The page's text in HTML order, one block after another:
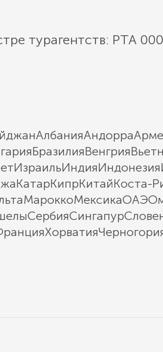
турагентств: РТА
АлбанияАндорра
БразилияВенгрия
ИзраильИндияИндонезия
КатарКипрКитайКоста-
МароккоМексикаОАЭ
СербияСингапур
Хорватия